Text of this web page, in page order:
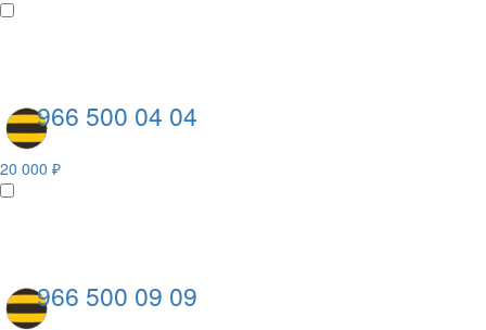
966 500 04 04
20 000 ₽
966 500 09 09